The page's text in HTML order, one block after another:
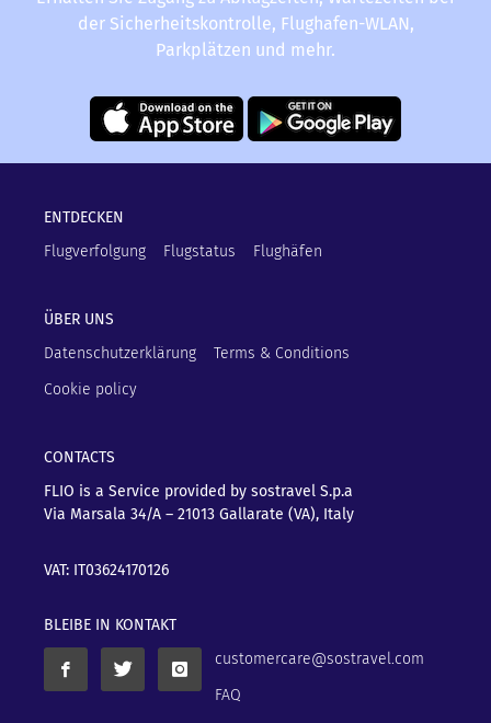
der Sicherheitskontrolle, Flughafen-WLAN,
Parkplätzen und mehr.
ENTDECKEN
Flugverfolgung
Flugstatus Flughäfen
ÜBER UNS
Datenschutzerklärung
Terms & Conditions
Cookie policy
CONTACTS
FLIO is a Service provided by sostravel S.p.a
Via Marsala 34/A – 21013 Gallarate (VA), Italy
VAT: IT03624170126
BLEIBE IN KONTAKT
customercare@sostravel.com
FAQ